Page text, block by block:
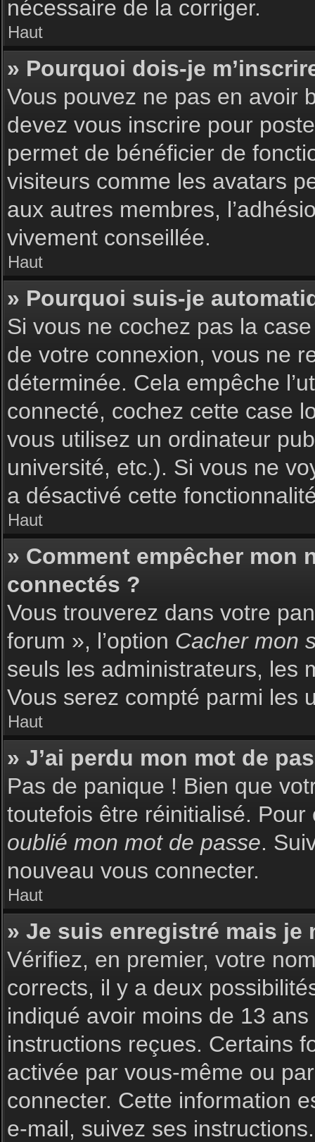
nécessaire de la corriger.
Haut
» Pourquoi dois-je
Vous pouvez ne pas en avoir
devez vous inscrire pour
permet de bénéficier de
visiteurs comme les avatars
aux autres membres,
vivement conseillée.
Haut
» Pourquoi suis-je
Si vous ne cochez pas la
de votre connexion, vous ne
déterminée. Cela empêche
connecté, cochez cette case
vous utilisez un ordinateur
université, etc.). Si vous ne
a désactivé cette
Haut
» Comment empêcher mon
connectés ?
Vous trouverez dans votre
forum », l’option Cacher mon
seuls les administrateurs, les
Vous serez compté parmi les
Haut
» J’ai perdu mon mot de
Pas de panique ! Bien que
toutefois être réinitialisé.
oublié mon mot de passe.
nouveau vous connecter.
Haut
» Je suis enregistré mais je
Vérifiez, en premier, votre
corrects, il y a deux
indiqué avoir moins de 13
instructions reçues. Certains
activée par vous-même ou
connecter. Cette information
e-mail, suivez ses